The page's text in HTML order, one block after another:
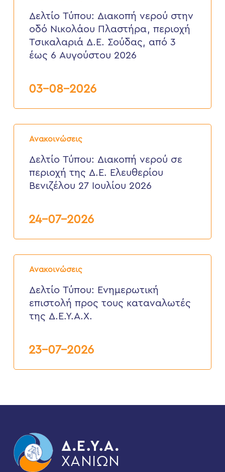
νερού
στην
Νικολάου
Πλαστήρα,
περιοχή
Σούδας,
έως
2026
Δελτίο Τύπου: Διακοπή νερού στην
οδό Νικολάου Πλαστήρα, περιοχή
Τσικαλαριά Δ.Ε. Σούδας, από 3
έως 6 Αυγούστου 2026
03-08-2026
Ανακοινώσεις
Δελτίο
Τύπου:
νερού
περιοχή
2026
Δελτίο Τύπου: Διακοπή νερού σε
περιοχή της Δ.Ε. Ελευθερίου
Βενιζέλου 27 Ιουλίου 2026
24-07-2026
Ανακοινώσεις
Δελτίο
Τύπου:
επιστολή
προς
τους
καταναλωτές
Δελτίο Τύπου: Eνημερωτική
επιστολή προς τους καταναλωτές
της Δ.Ε.Υ.Α.Χ.
23-07-2026